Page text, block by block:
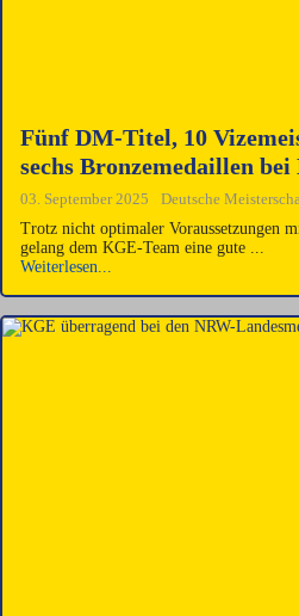
Fünf DM-Titel, 10
sechs Bronzemedaillen
03. September 2025 Deutsche
Trotz nicht optimaler Voraussetzungen
gelang dem KGE-Team eine gute ...
Weiterlesen...